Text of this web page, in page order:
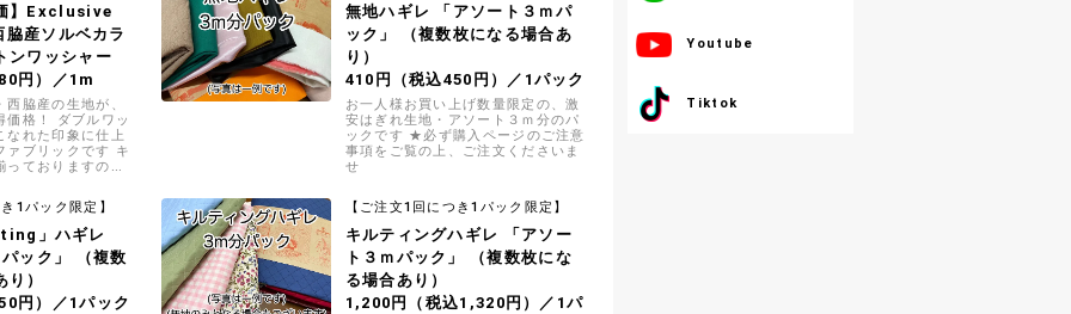
】Exclusive
産ソルベカラ
ンワッシャー
円）／1m
脇産の生地が、
価格！ ダブルワッ
なれた印象に仕上
ァブリックです キ
っておりますの
におすすめです
無地ハギレ 「アソート３ｍパ
ック」 （複数枚になる場合あ
り）
410円（税込450円）／1パック
お一人様お買い上げ数量限定の、激
安はぎれ生地・アソート３ｍ分のパ
ックです ★必ず購入ページのご注意
事項をご覧の上、ご注文くださいま
せ
1パック限定】
」ハギレ
ック」 （複数
）
円）／1パック
【ご注文1回につき1パック限定】
キルティングハギレ 「アソー
ト３ｍパック」 （複数枚にな
る場合あり）
1,200円（税込1,320円）／1パ
Youtube
Tiktok